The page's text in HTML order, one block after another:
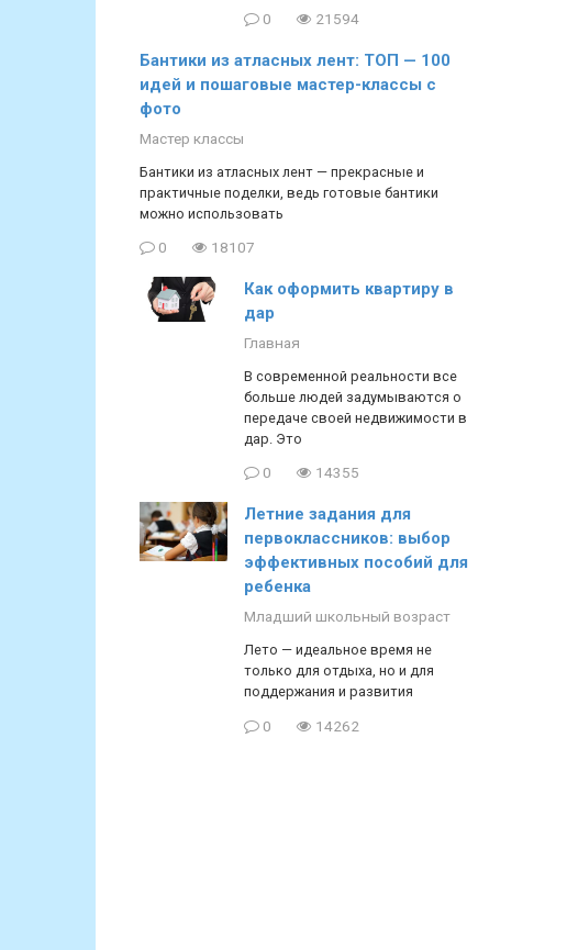
0 21594
Бантики из атласных лент: ТОП — 100
идей и пошаговые мастер-классы с
фото
Мастер классы
Бантики из атласных лент — прекрасные и
практичные поделки, ведь готовые бантики
можно использовать
0 18107
Как оформить квартиру в
дар
Главная
В современной реальности все
больше людей задумываются о
передаче своей недвижимости в
дар. Это
0 14355
Летние задания для
первоклассников: выбор
эффективных пособий для
ребенка
Младший школьный возраст
Лето — идеальное время не
только для отдыха, но и для
поддержания и развития
0 14262